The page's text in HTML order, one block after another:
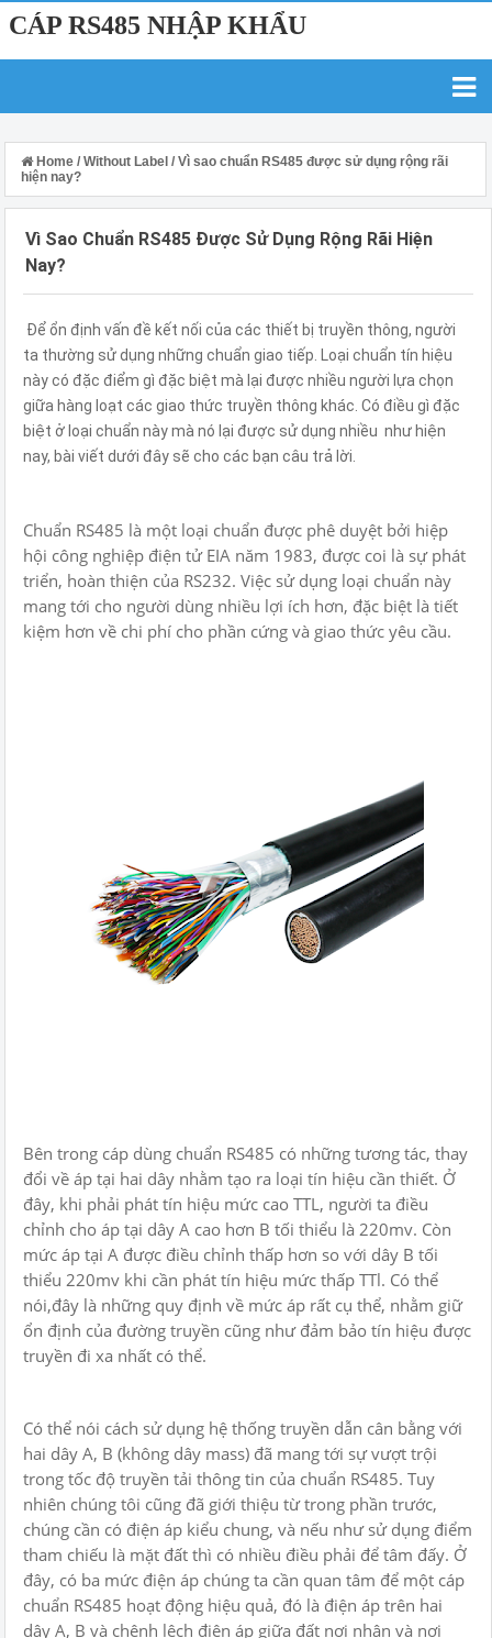
CÁP RS485 NHẬP KHẨU
Home / Without Label / Vì sao chuẩn RS485 được sử dụng rộng rãi
hiện nay?
Vì Sao Chuẩn RS485 Được Sử Dụng Rộng Rãi Hiện
Nay?
Để ổn định vấn đề kết nối của các thiết bị truyền thông, người
ta thường sử dụng những chuẩn giao tiếp. Loại chuẩn tín hiệu
này có đặc điểm gì đặc biệt mà lại được nhiều người lựa chọn
giữa hàng loạt các giao thức truyền thông khác. Có điều gì đặc
biệt ở loại chuẩn này mà nó lại được sử dụng nhiều như hiện
nay, bài viết dưới đây sẽ cho các bạn câu trả lời.
Chuẩn RS485 là một loại chuẩn được phê duyệt bởi hiệp
hội công nghiệp điện tử EIA năm 1983, được coi là sự phát
triển, hoàn thiện của RS232. Việc sử dụng loại chuẩn này
mang tới cho người dùng nhiều lợi ích hơn, đặc biệt là tiết
kiệm hơn về chi phí cho phần cứng và giao thức yêu cầu.
Bên trong cáp dùng chuẩn RS485 có những tương tác, thay
đổi về áp tại hai dây nhằm tạo ra loại tín hiệu cần thiết. Ở
đây, khi phải phát tín hiệu mức cao TTL, người ta điều
chỉnh cho áp tại dây A cao hơn B tối thiểu là 220mv. Còn
mức áp tại A được điều chỉnh thấp hơn so với dây B tối
thiểu 220mv khi cần phát tín hiệu mức thấp TTl. Có thể
nói,đây là những quy định về mức áp rất cụ thể, nhằm giữ
ổn định của đường truyền cũng như đảm bảo tín hiệu được
truyền đi xa nhất có thể.
Có thể nói cách sử dụng hệ thống truyền dẫn cân bằng với
hai dây A, B (không dây mass) đã mang tới sự vượt trội
trong tốc độ truyền tải thông tin của chuẩn RS485. Tuy
nhiên chúng tôi cũng đã giới thiệu từ trong phần trước,
chúng cần có điện áp kiểu chung, và nếu như sử dụng điểm
tham chiếu là mặt đất thì có nhiều điều phải để tâm đấy. Ở
đây, có ba mức điện áp chúng ta cần quan tâm để một cáp
chuẩn RS485 hoạt động hiệu quả, đó là điện áp trên hai
dây A, B và chênh lệch điện áp giữa đất nơi nhận và nơi